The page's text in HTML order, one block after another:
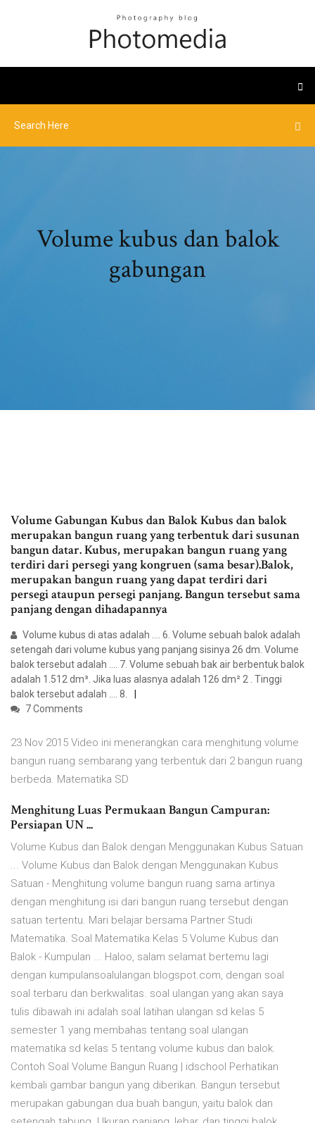
Volume kubus dan balok
gabungan
Volume Gabungan Kubus dan Balok Kubus dan balok
merupakan bangun ruang yang terbentuk dari susunan
bangun datar. Kubus, merupakan bangun ruang yang
terdiri dari persegi yang kongruen (sama besar).Balok,
merupakan bangun ruang yang dapat terdiri dari
persegi ataupun persegi panjang. Bangun tersebut sama
panjang dengan dihadapannya
Volume kubus di atas adalah …. 6. Volume sebuah balok adalah
setengah dari volume kubus yang panjang sisinya 26 dm. Volume
balok tersebut adalah …. 7. Volume sebuah bak air berbentuk balok
adalah 1.512 dm³. Jika luas alasnya adalah 126 dm² 2 . Tinggi
balok tersebut adalah …. 8.
7 Comments
23 Nov 2015 Video ini menerangkan cara menghitung volume
bangun ruang sembarang yang terbentuk dari 2 bangun ruang
berbeda. Matematika SD
Menghitung Luas Permukaan Bangun Campuran:
Persiapan UN ...
Volume Kubus dan Balok dengan Menggunakan Kubus Satuan
... Volume Kubus dan Balok dengan Menggunakan Kubus
Satuan - Menghitung volume bangun ruang sama artinya
dengan menghitung isi dari bangun ruang tersebut dengan
satuan tertentu. Mari belajar bersama Partner Studi
Matematika. Soal Matematika Kelas 5 Volume Kubus dan
Balok - Kumpulan ... Haloo, salam selamat bertemu lagi
dengan kumpulansoalulangan.blogspot.com, dengan soal
soal terbaru dan berkwalitas. soal ulangan yang akan saya
tulis dibawah ini adalah soal latihan ulangan sd kelas 5
semester 1 yang membahas tentang soal ulangan
matematika sd kelas 5 tentang volume kubus dan balok.
Contoh Soal Volume Bangun Ruang | idschool Perhatikan
kembali gambar bangun yang diberikan. Bangun tersebut
merupakan gabungan dua buah bangun, yaitu balok dan